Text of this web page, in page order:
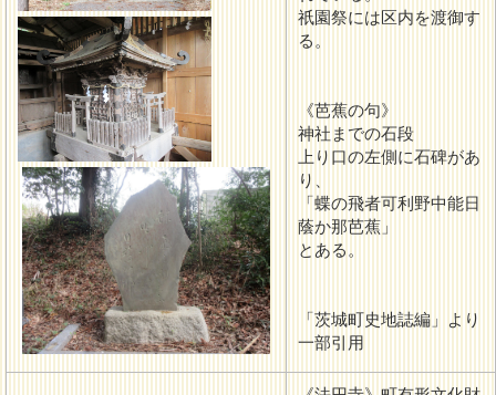
祇園祭には区内を渡御す
る。
《芭蕉の句》
神社までの石段
上り口の左側に石碑があ
り、
「蝶の飛者可利野中能日
蔭か那芭蕉」
とある。
「茨城町史地誌編」より
一部引用